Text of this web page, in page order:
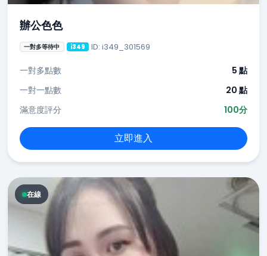
辦公色色
一對多等待中 i349 ID: i349_301569
一對多點數
5 點
一對一點數
20 點
滿意度評分
100分
立即進入
在線